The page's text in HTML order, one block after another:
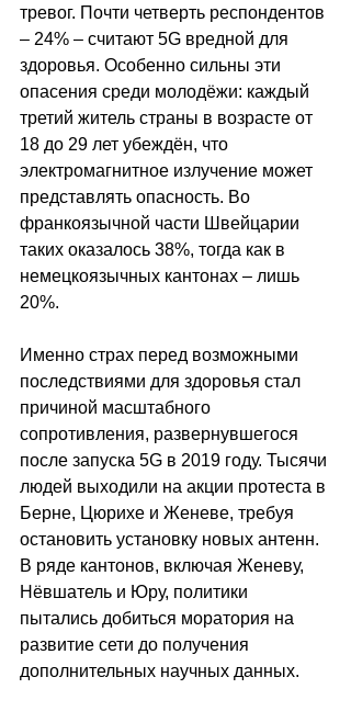
тревог. Почти четверть респондентов
– 24% – считают 5G вредной для
здоровья. Особенно сильны эти
опасения среди молодёжи: каждый
третий житель страны в возрасте от
18 до 29 лет убеждён, что
электромагнитное излучение может
представлять опасность. Во
франкоязычной части Швейцарии
таких оказалось 38%, тогда как в
немецкоязычных кантонах – лишь
20%.
Именно страх перед возможными
последствиями для здоровья стал
причиной масштабного
сопротивления, развернувшегося
после запуска 5G в 2019 году. Тысячи
людей выходили на акции протеста в
Берне, Цюрихе и Женеве, требуя
остановить установку новых антенн.
В ряде кантонов, включая Женеву,
Нёвшатель и Юру, политики
пытались добиться моратория на
развитие сети до получения
дополнительных научных данных.